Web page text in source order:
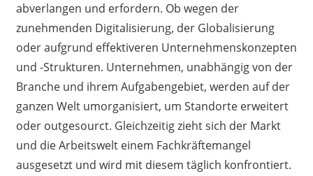
abverlangen und erfordern. Ob wegen der
zunehmenden Digitalisierung, der Globalisierung
oder aufgrund effektiveren Unternehmenskonzepten
und -Strukturen. Unternehmen, unabhängig von der
Branche und ihrem Aufgabengebiet, werden auf der
ganzen Welt umorganisiert, um Standorte erweitert
oder outgesourct. Gleichzeitig zieht sich der Markt
und die Arbeitswelt einem Fachkräftemangel
ausgesetzt und wird mit diesem täglich konfrontiert.